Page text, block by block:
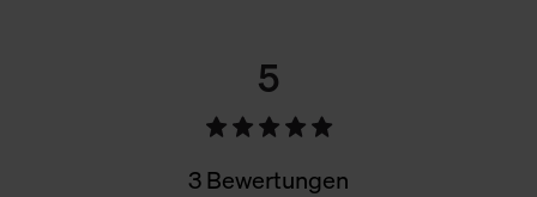
5
3 Bewertungen